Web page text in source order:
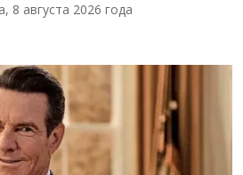
8 августа 2026 года